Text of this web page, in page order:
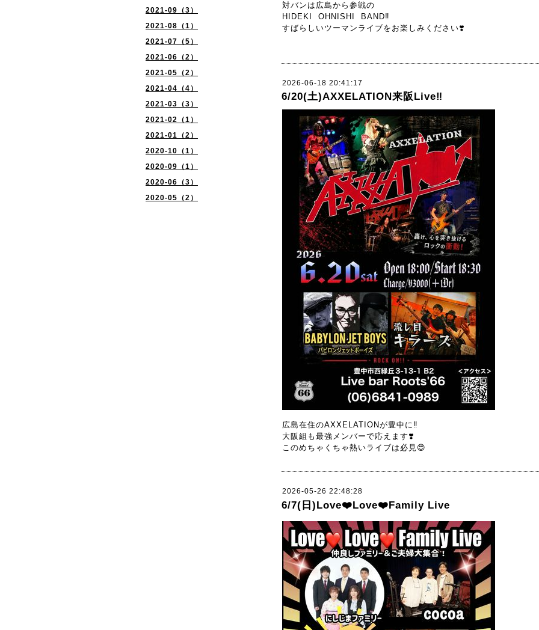
2021-09（3）
2021-08（1）
2021-07（5）
2021-06（2）
2021-05（2）
2021-04（4）
2021-03（3）
2021-02（1）
2021-01（2）
2020-10（1）
2020-09（1）
2020-06（3）
2020-05（2）
対バンは広島から参戦の
HIDEKI OHNISHI BAND‼️
すばらしいツーマンライブをお楽しみください❣️
2026-06-18 20:41:17
6/20(土)AXXELATION来阪Live‼️
広島在住のAXXELATIONが豊中に‼️
大阪組も最強メンバーで応えます❣️
このめちゃくちゃ熱いライブは必見😍
2026-05-26 22:48:28
6/7(日)Love❤️Love❤️Family Live